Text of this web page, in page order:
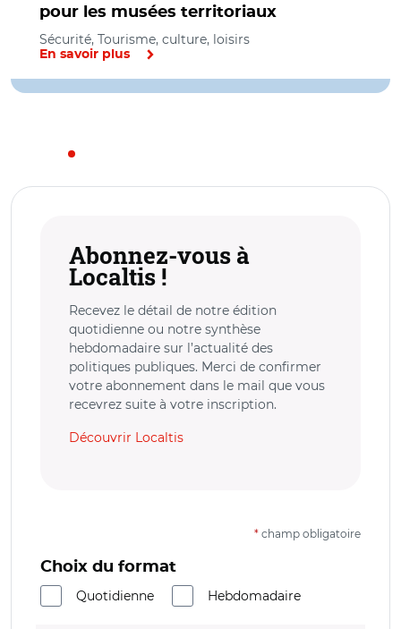
pour les musées territoriaux
Sécurité, Tourisme, culture, loisirs
En savoir plus
Abonnez-vous à
Localtis !
Recevez le détail de notre édition
quotidienne ou notre synthèse
hebdomadaire sur l’actualité des
politiques publiques. Merci de confirmer
votre abonnement dans le mail que vous
recevrez suite à votre inscription.
Découvrir Localtis
* champ obligatoire
Choix du format
Quotidienne
Hebdomadaire